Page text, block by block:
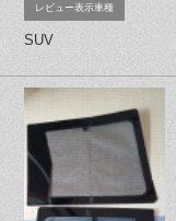
レビュー表示車種
SUV